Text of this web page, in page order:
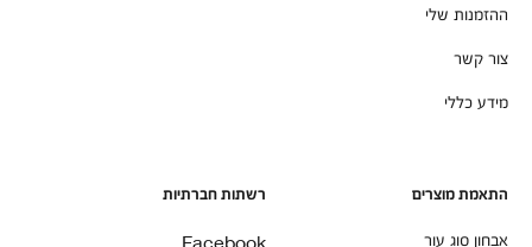
ההזמנות שלי
צור קשר
מידע כללי
התאמת מוצרים
אבחון סוג עור
רשתות חברתיות
Facebook